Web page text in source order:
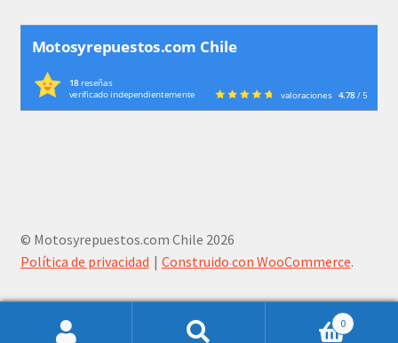
Motosyrepuestos.com Chile
18reseñas
verificado independientemente valoraciones 4.78/ 5
© Motosyrepuestos.com Chile 2026
Política de privacidad
Construido con WooCommerce.
0